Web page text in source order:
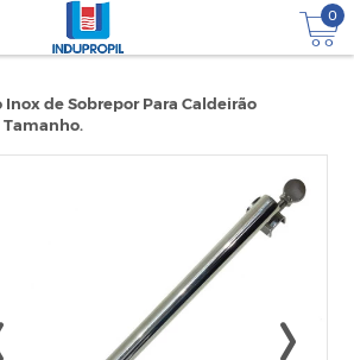
0
de Sobrepor Para Caldeirão
Tamanho.